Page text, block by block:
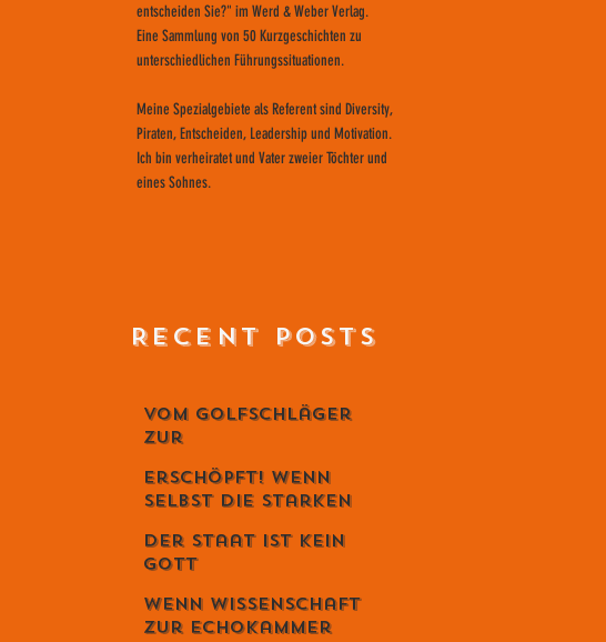
entscheiden Sie?" im Werd & Weber Verlag.
Eine Sammlung von 50 Kurzgeschichten zu
unterschiedlichen Führungssituationen.
Meine Spezialgebiete als Referent sind Diversity,
Piraten, Entscheiden, Leadership und Motivation.
Ich bin verheiratet und Vater zweier Töchter und
eines Sohnes.
RECENT POSTS
Vom Golfschläger
zur
Erschöpft! Wenn
selbst die Starken
Gespräch mit
Unternehmer Lukas
Jampen
Der Staat ist kein
Gott
Wenn Wissenschaft
zur Echokammer